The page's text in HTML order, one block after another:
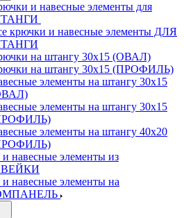
и навесные элементы для
крючки и навесные элементы ДЛЯ
на штангу 30х15 (ОВАЛ)
на штангу 30х15 (ПРОФИЛЬ)
элементы на штангу 30х15
элементы на штангу 30х15
элементы на штангу 40х20
навесные элементы из
навесные элементы на